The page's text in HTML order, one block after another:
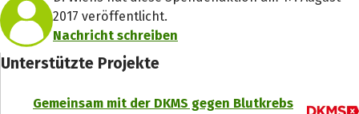
2017 veröffentlicht.
Nachricht schreiben
Unterstützte Projekte
Gemeinsam mit der DKMS gegen Blutkrebs